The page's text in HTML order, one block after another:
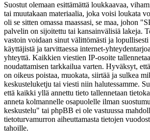
Suostut olemaan esittämättä loukkaavaa,
tai muutakaan materiaalia, joka voisi loukata
oli se sitten omassa maassasi, se maa, johon
palvelin on sijoitettu tai kansainvälisiä lakeja.
vastoin voidaan sinut välittömästi ja lopullisesti
käyttäjistä ja tarvittaessa internet-
yhteyttä. Kaikkien viestien IP-osoite
noudattamisen tarkkailua varten. Hyväksyt,
on oikeus poistaa, muokata, siirtää ja sulkea
keskusteluketju tai viesti niin halutessamme.
että kaikki yllä annettu tieto tallennetaan
anneta kolmannelle osapuolelle ilman
keskustelu" tai phpBB ei ole vastuussa
tietoturvamurron aiheuttamasta tietojen
tahoille.